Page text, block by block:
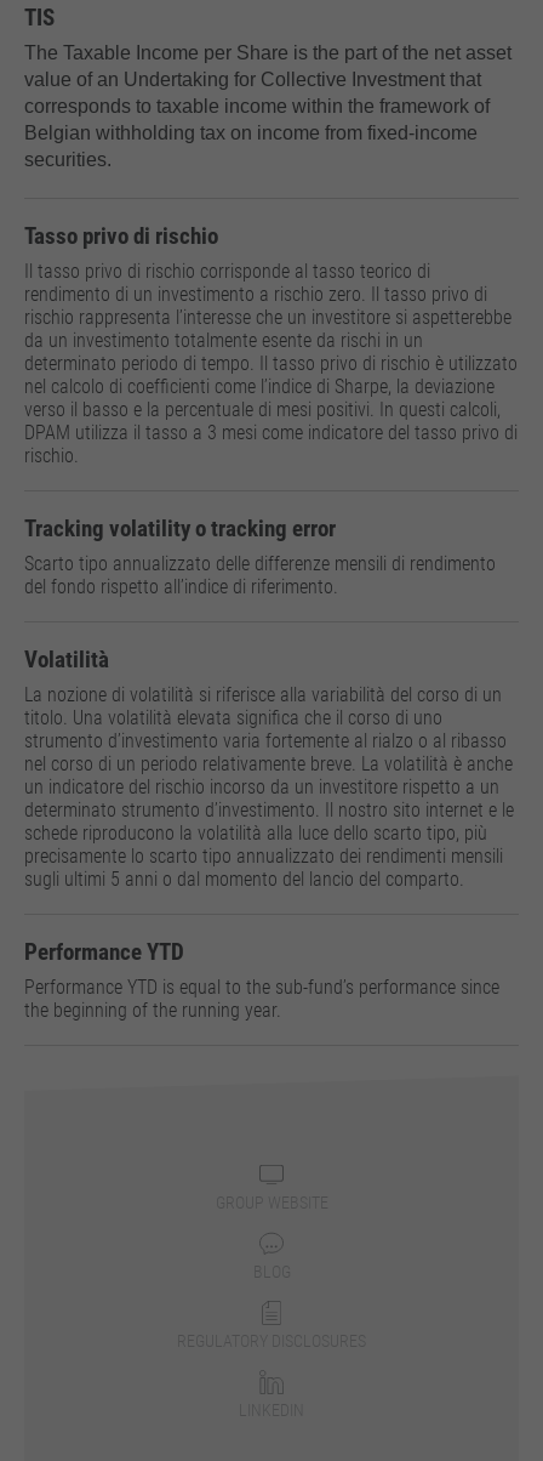
TIS
The Taxable Income per Share is the part of the net asset
value of an Undertaking for Collective Investment that
corresponds to taxable income within the framework of
Belgian withholding tax on income from fixed-income
securities.
Tasso privo di rischio
Il tasso privo di rischio corrisponde al tasso teorico di
rendimento di un investimento a rischio zero. Il tasso privo di
rischio rappresenta l’interesse che un investitore si aspetterebbe
da un investimento totalmente esente da rischi in un
determinato periodo di tempo. Il tasso privo di rischio è utilizzato
nel calcolo di coefficienti come l’indice di Sharpe, la deviazione
verso il basso e la percentuale di mesi positivi. In questi calcoli,
DPAM utilizza il tasso a 3 mesi come indicatore del tasso privo di
rischio.
Tracking volatility o tracking error
Scarto tipo annualizzato delle differenze mensili di rendimento
del fondo rispetto all’indice di riferimento.
Volatilità
La nozione di volatilità si riferisce alla variabilità del corso di un
titolo. Una volatilità elevata significa che il corso di uno
strumento d’investimento varia fortemente al rialzo o al ribasso
nel corso di un periodo relativamente breve. La volatilità è anche
un indicatore del rischio incorso da un investitore rispetto a un
determinato strumento d’investimento. Il nostro sito internet e le
schede riproducono la volatilità alla luce dello scarto tipo, più
precisamente lo scarto tipo annualizzato dei rendimenti mensili
sugli ultimi 5 anni o dal momento del lancio del comparto.
​​Performance YTD
​Performance YTD is equal to the sub-fund’s performance since
the beginning of the running year.